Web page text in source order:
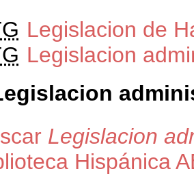
Legislacion de
Legislacion
Legislacion
Hispánica